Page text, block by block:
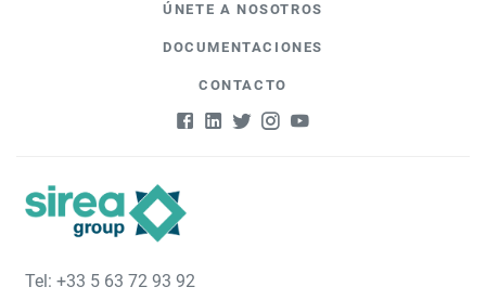
ÚNETE A NOSOTROS
DOCUMENTACIONES
CONTACTO
Tel: +33 5 63 72 93 92